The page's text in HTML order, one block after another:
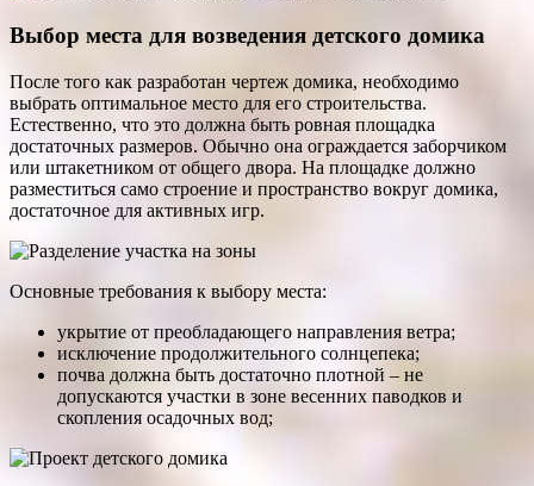
Выбор места для возведения детского домика
После того как разработан чертеж домика, необходимо
выбрать оптимальное место для его строительства.
Естественно, что это должна быть ровная площадка
достаточных размеров. Обычно она ограждается заборчиком
или штакетником от общего двора. На площадке должно
разместиться само строение и пространство вокруг домика,
достаточное для активных игр.
Основные требования к выбору места:
укрытие от преобладающего направления ветра;
исключение продолжительного солнцепека;
почва должна быть достаточно плотной – не
допускаются участки в зоне весенних паводков и
скопления осадочных вод;